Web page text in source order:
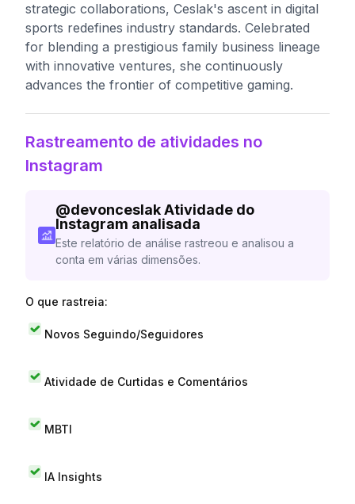
strategic collaborations, Ceslak's ascent in digital
sports redefines industry standards. Celebrated
for blending a prestigious family business lineage
with innovative ventures, she continuously
advances the frontier of competitive gaming.
Rastreamento de atividades no
Instagram
@devonceslak Atividade do
Instagram analisada
Este relatório de análise rastreou e analisou a
conta em várias dimensões.
O que rastreia:
Novos Seguindo/Seguidores
Atividade de Curtidas e Comentários
MBTI
IA Insights